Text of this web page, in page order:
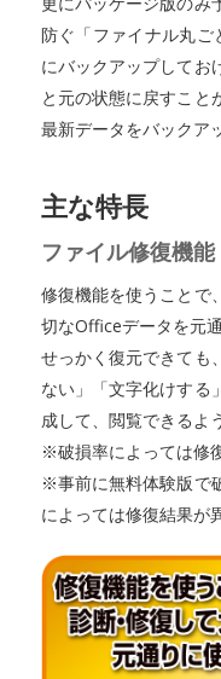
防ぐ「ファイナル丸
にバックアップしてお
と元の状態に戻すこと
最新データをバックア
主な特長
ファイル修復機能
修復機能を使うことで
切なOfficeデータを元
せっかく復元できても
ない」「文字化けする
成して、閲覧できるよ
※破損率によっては修
※事前に無料体験版で
によっては修復結果が